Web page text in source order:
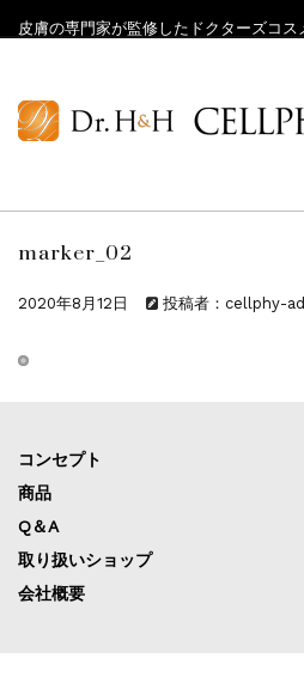
皮膚の専門家が監修したドクターズコス
marker_02
2020年8月12日 投稿者：cellphy-
コンセプト
商品
Q＆A
取り扱いショップ
会社概要